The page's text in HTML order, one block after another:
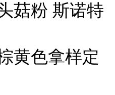
菇粉 斯诺特
黄色拿样定